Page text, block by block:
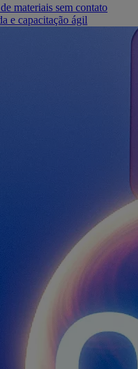
materiais sem contato
e capacitação ágil